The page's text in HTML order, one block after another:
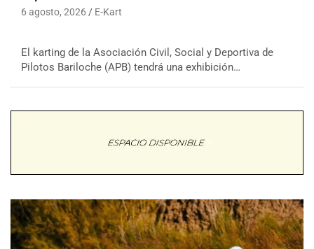
6 agosto, 2026 E-Kart
El karting de la Asociación Civil, Social y Deportiva de
Pilotos Bariloche (APB) tendrá una exhibición…